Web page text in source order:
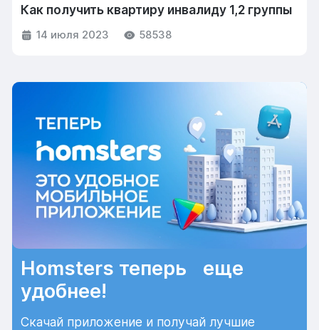
Как получить квартиру инвалиду 1,2 группы
14 июля 2023 58538
Homsters теперь еще
удобнее!
Скачай приложение и получай лучшие